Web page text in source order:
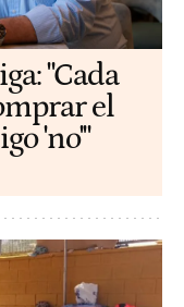
"Cada
el
'no'"